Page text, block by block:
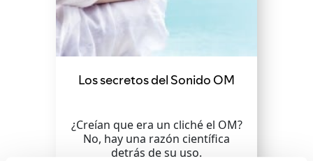
Los secretos del Sonido OM
¿Creían que era un cliché el OM?
No, hay una razón científica
detrás de su uso.